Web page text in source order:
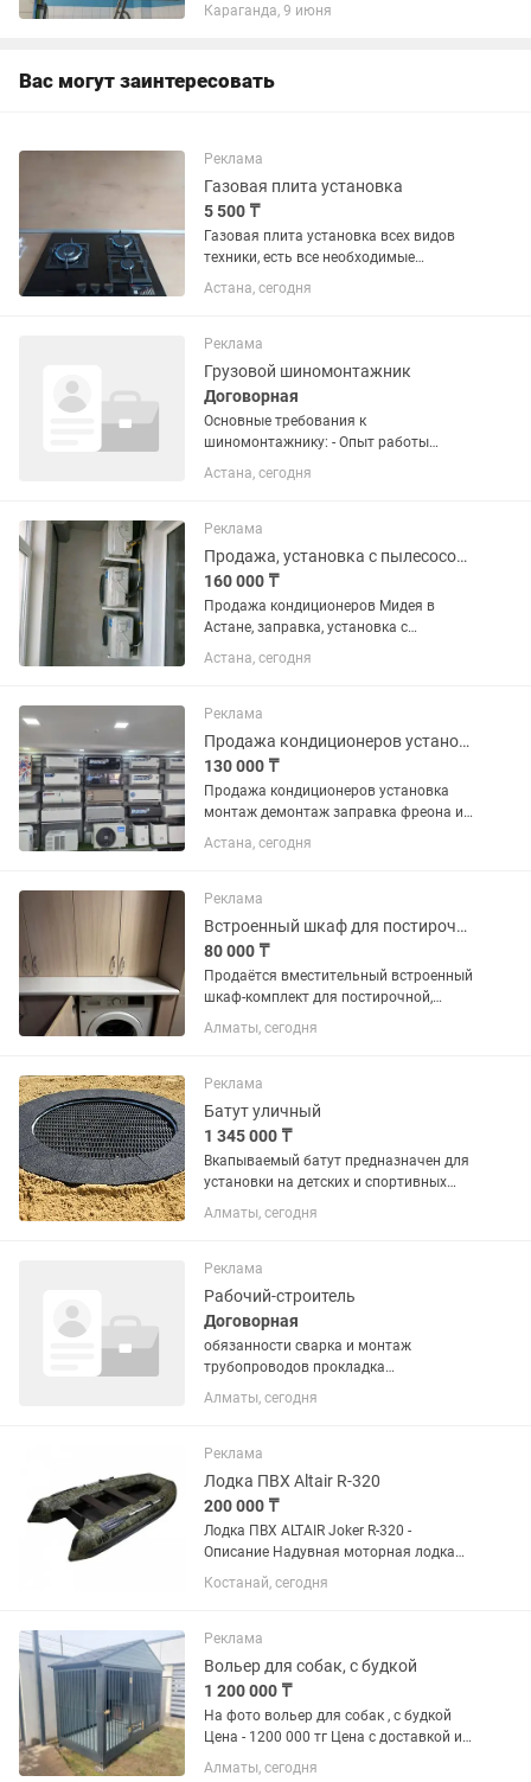
изготовлению материалов. Делаем
Караганда, 9 июня
Вас могут заинтересовать
Реклама
Газовая плита установка
5 500 ₸
Газовая плита установка всех видов
техники, есть все необходимые
материалы с собой, замена форсунки
жеклер , установка шланга , демонтаж,
стиральная машина,...
Астана, сегодня
Реклама
Грузовой шиномонтажник
Договорная
Основные требования к
шиномонтажнику: - Опыт работы
(желательно от 1 года) или
прохождение обучения. - Знание
Умение работать с шиномонтажным
оборудованием...
Астана, сегодня
Реклама
Продажа, установка с пылесосом, заправка, кондиционеров Мидея, в Астане
160 000 ₸
Продажа кондиционеров Мидея в
Астане, заправка, установка с
пылесосом, демонтаж,
техобслуживание Бытовых, полупром
организациями
Астана, сегодня
Реклама
Продажа кондиционеров установка монтаж демонтаж заправка фреона
130 000 ₸
Продажа кондиционеров установка
монтаж демонтаж заправка фреона ип
каспи ред рассрочка имеется
документация
Астана, сегодня
Реклама
Встроенный шкаф для постирочной под стиральную машину
80 000 ₸
Продаётся вместительный встроенный
шкаф-комплект для постирочной,
изготовленный на заказ. В комплект
входят верхние и нижние шкафы с
стандартную стиральную машину...
Алматы, сегодня
Реклама
Батут уличный
1 345 000 ₸
Вкапываемый батут предназначен для
установки на детских и спортивных
площадках, в парках, скверах и зонах
отдыха. Благодаря прочной
материалам подходит для...
Алматы, сегодня
Реклама
Рабочий-строитель
Договорная
обязанности сварка и монтаж
трубопроводов прокладка
трубопровода по проектной
документации проведение испытаний и
прорабами и инженерами и другими
специалистами на...
Алматы, сегодня
Реклама
Лодка ПВХ Altair R-320
200 000 ₸
Лодка ПВХ ALTAIR Joker R-320 -
Описание Надувная моторная лодка
ПВХ Altair Joker R-320 разработана из
долговечного ПВХ материала для
изготовлен из водостойкой фанеры...
Костанай, сегодня
Реклама
Вольер для собак, с будкой
1 200 000 ₸
На фото вольер для собак , с будкой
Цена - 1200 000 тг Цена с доставкой и
установкой в пределах Алматы .
Алматы, сегодня